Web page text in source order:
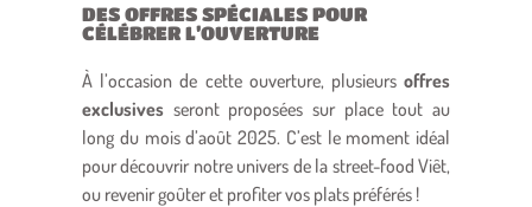
DES OFFRES SPÉCIALES POUR
CÉLÉBRER L’OUVERTURE
À l’occasion de cette ouverture, plusieurs offres
exclusives seront proposées sur place tout au
long du mois d’août 2025. C’est le moment idéal
pour découvrir notre univers de la street-food Viêt,
ou revenir goûter et profiter vos plats préférés !